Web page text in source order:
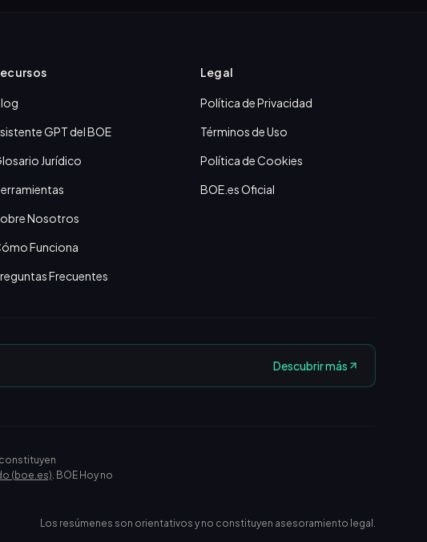
GPT del BOE
Jurídico
Nosotros
Funciona
Frecuentes
Legal
Política de Privacidad
Términos de Uso
Política de Cookies
BOE.es Oficial
Descubrir más
(boe.es). BOE Hoy no
Los resúmenes son orientativos y no constituyen asesoramiento legal.